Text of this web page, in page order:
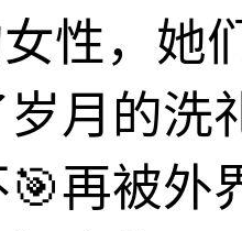
性，她
月的洗
再被外